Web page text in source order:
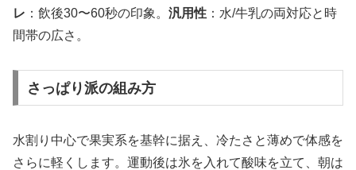
レ ：飲後30〜60秒の印象。 汎用性 ：水/牛乳の両対応と時
間帯の広さ。
さっぱり派の組み方
水割り中心で果実系を基幹に据え、冷たさと薄めで体感を
さらに軽くします。運動後は氷を入れて酸味を立て、朝は